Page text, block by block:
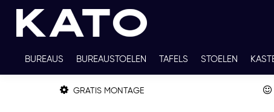
BUREAUS BUREAUSTOELEN TAFELS STOELEN
TWEEDEHANDS THUISWERKPLEKKEN
GRATIS MONTAGE